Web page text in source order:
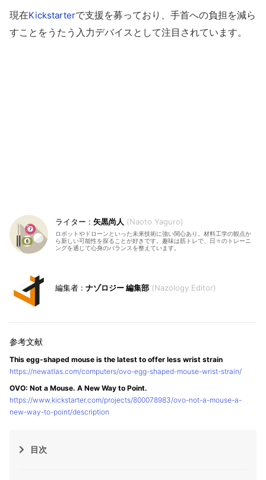
現在Kickstarterで支援を募っており、手首への負担を減ら
すことをうたう入力デバイスとして注目されています。
矢黒尚人 Naoto Yaguro
ロボットやドローンといった未来技術に強い関心あり。材料工学の観点か
ら新しい可能性を探ることが好きです。趣味は筋トレで、日々のトレーニ
ングを通じて心身のバランスを整えています。
ナゾロジー 編集部 Nazology Editor
This egg-shaped mouse is the latest to offer less wrist strain
https://newatlas.com/computers/ovo-egg-shaped-mouse-wrist-strain/
OVO: Not a Mouse. A New Way to Point.
https://www.kickstarter.com/projects/800078983/ovo-not-a-mouse-a-
new-way-to-point/description
目次